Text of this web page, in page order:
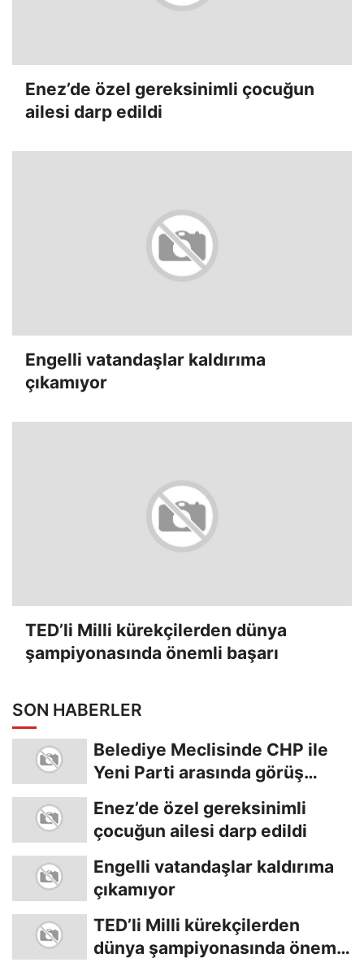
Enez’de özel gereksinimli çocuğun
ailesi darp edildi
Engelli vatandaşlar kaldırıma
çıkamıyor
TED’li Milli kürekçilerden dünya
şampiyonasında önemli başarı
SON HABERLER
Belediye Meclisinde CHP ile
Yeni Parti arasında görüş
Enez’de özel gereksinimli
çocuğun ailesi darp edildi
Engelli vatandaşlar kaldırıma
çıkamıyor
TED’li Milli kürekçilerden
dünya şampiyonasında önemli